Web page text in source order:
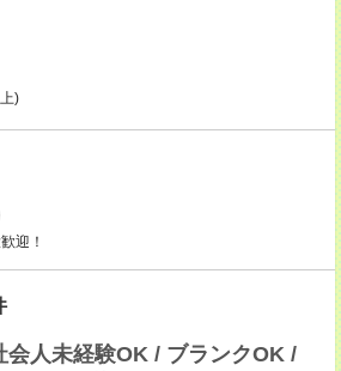
)
迎！
会人未経験OK / ブランクOK /